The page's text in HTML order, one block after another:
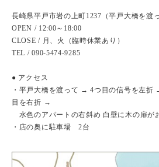
長崎県平戸市岩の上町1237（平戸大橋を渡
OPEN / 12:00～18:00
CLOSE / 月、火（臨時休業あり）
TEL / 090-5474-9285
● アクセス
・平戸大橋を渡って → 4つ目の信号を左折
目を右折 →
水色のアパートの右斜め 白壁に木の扉が
・店の奥に駐車場 2台